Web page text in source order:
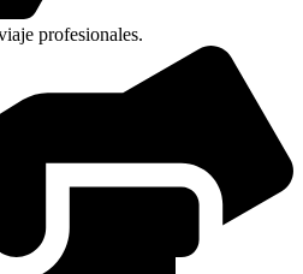
profesionales.